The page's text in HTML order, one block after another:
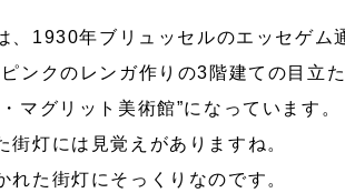
、1930年ブリュッセルのエッセゲム
ンクのレンガ作りの3階建ての目立た
マグリット美術館”になっています。
街灯には見覚えがありますね。
れた街灯にそっくりなのです。